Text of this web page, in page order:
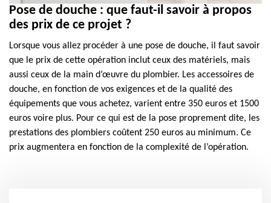
Pose de douche : que faut-il savoir à propos
des prix de ce projet ?
Lorsque vous allez procéder à une pose de douche, il faut savoir
que le prix de cette opération inclut ceux des matériels, mais
aussi ceux de la main d’œuvre du plombier. Les accessoires de
douche, en fonction de vos exigences et de la qualité des
équipements que vous achetez, varient entre 350 euros et 1500
euros voire plus. Pour ce qui est de la pose proprement dite, les
prestations des plombiers coûtent 250 euros au minimum. Ce
prix augmentera en fonction de la complexité de l’opération.